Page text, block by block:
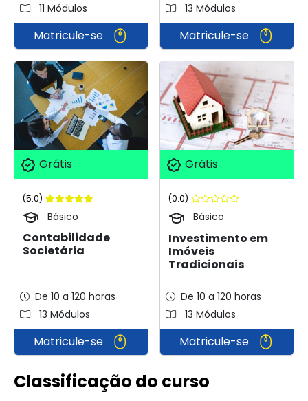
11 Módulos
Matricule-se
13 Módulos
Matricule-se
Grátis
(5.0)
Básico
Contabilidade
Societária
De 10 a 120 horas
13 Módulos
Matricule-se
Grátis
(0.0)
Básico
Investimento em
Imóveis
Tradicionais
De 10 a 120 horas
13 Módulos
Matricule-se
Classificação do curso